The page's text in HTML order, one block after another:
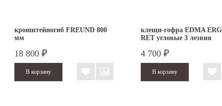
кронштейногиб FREUND 800
мм
18 800 ₽
клещи-гофра EDMA
RET угловые 3 лезвия
4 700 ₽